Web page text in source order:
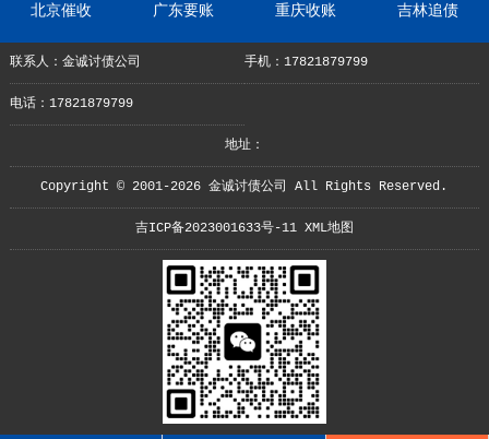
北京催收 广东要账 重庆收账 吉林追债
联系人：金诚讨债公司 手机：17821879799
电话：17821879799
地址：
Copyright © 2001-2026 金诚讨债公司 All Rights Reserved.
吉ICP备2023001633号-11 XML地图